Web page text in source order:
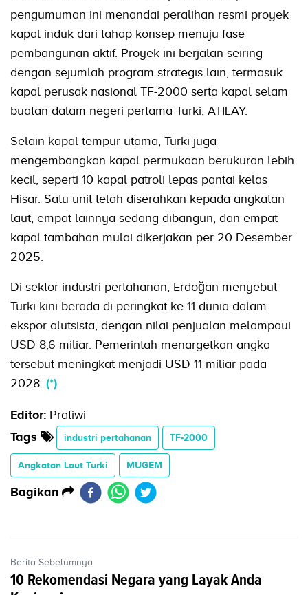
pengumuman ini menandai peralihan resmi proyek
kapal induk dari tahap konsep menuju fase
pembangunan aktif. Proyek ini berjalan seiring
dengan sejumlah program strategis lain, termasuk
kapal perusak nasional TF-2000 serta kapal selam
buatan dalam negeri pertama Turki, ATILAY.
Selain kapal tempur utama, Turki juga
mengembangkan kapal permukaan berukuran lebih
kecil, seperti 10 kapal patroli lepas pantai kelas
Hisar. Satu unit telah diserahkan kepada angkatan
laut, empat lainnya sedang dibangun, dan empat
kapal tambahan mulai dikerjakan per 20 Desember
2025.
Di sektor industri pertahanan, Erdoğan menyebut
Turki kini berada di peringkat ke-11 dunia dalam
ekspor alutsista, dengan nilai penjualan melampaui
USD 8,6 miliar. Pemerintah menargetkan angka
tersebut meningkat menjadi USD 11 miliar pada
2028. (*)
Editor: Pratiwi
Tags
industri pertahanan TF-2000
Angkatan Laut Turki MUGEM
Bagikan
Berita Sebelumnya
10 Rekomendasi Negara yang Layak Anda